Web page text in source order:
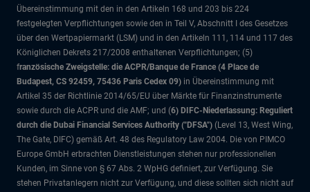
Übereinstimmung mit den in den Artikeln 168 und 203 bis 224
festgelegten Verpflichtungen sowie den in Teil V, Abschnitt I des Gesetzes
über den Wertpapiermarkt (LSM) und in den Artikeln 111, 114 und 117 des
Königlichen Dekrets 217/2008 enthaltenen Verpflichtungen; (5)
französische Zweigstelle: die ACPR/Banque de France (4 Place de
Budapest, CS 92459, 75436 Paris Cedex 09) in Übereinstimmung mit
Artikel 35 der Richtlinie 2014/65/EU über Märkte für Finanzinstrumente
sowie durch die ACPR und die AMF; und (6) DIFC-Niederlassung: Reguliert
durch die Dubai Financial Services Authority ("DFSA") (Level 13, West Wing,
The Gate, DIFC) gemäß Art. 48 des Regulatory Law 2004. Die von PIMCO
Europe GmbH erbrachten Dienstleistungen stehen nur professionellen
Kunden, im Sinne von § 67 Abs. 2 WpHG definiert, zur Verfügung. Sie
stehen Privatanlegern nicht zur Verfügung, und diese sollten sich nicht auf